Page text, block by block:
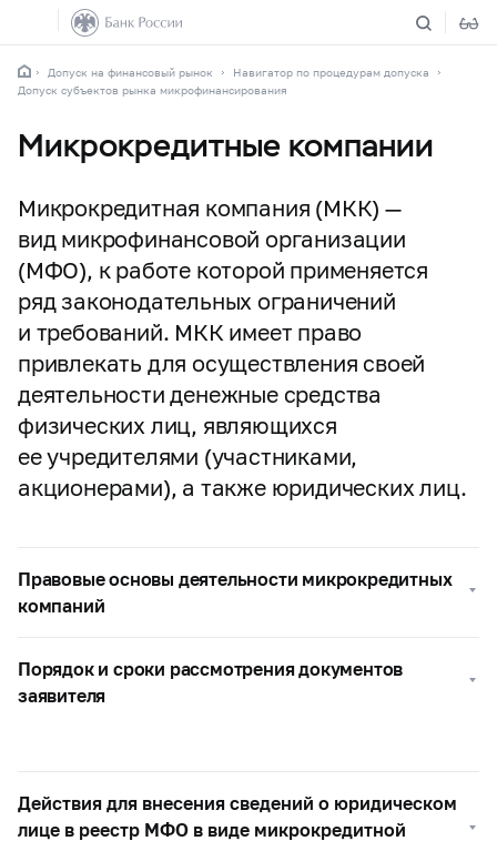
Допуск на финансовый рынок
Навигатор по процедурам допуска
Допуск субъектов рынка микрофинансирования
Микрокредитные компании
Микрокредитная компания (МКК) —
вид микрофинансовой организации
(МФО), к работе которой применяется
ряд законодательных ограничений
и требований. МКК имеет право
привлекать для осуществления своей
деятельности денежные средства
физических лиц, являющихся
ее учредителями (участниками,
акционерами), а также юридических лиц.
Правовые основы деятельности микрокредитных
компаний
Порядок и сроки рассмотрения документов
заявителя
Действия для внесения сведений о юридическом
лице в реестр МФО в виде микрокредитной